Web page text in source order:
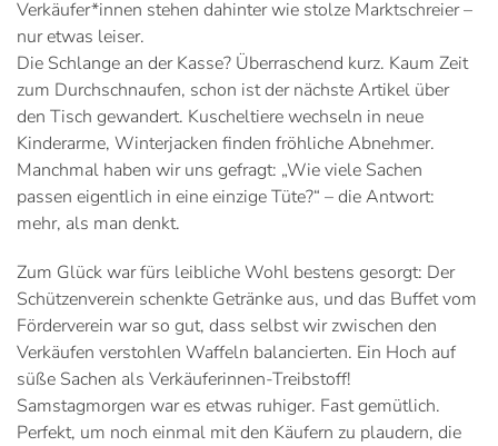
Verkäufer*innen stehen dahinter wie stolze Marktschreier –
nur etwas leiser.
Die Schlange an der Kasse? Überraschend kurz. Kaum Zeit
zum Durchschnaufen, schon ist der nächste Artikel über
den Tisch gewandert. Kuscheltiere wechseln in neue
Kinderarme, Winterjacken finden fröhliche Abnehmer.
Manchmal haben wir uns gefragt: „Wie viele Sachen
passen eigentlich in eine einzige Tüte?“ – die Antwort:
mehr, als man denkt.
Zum Glück war fürs leibliche Wohl bestens gesorgt: Der
Schützenverein schenkte Getränke aus, und das Buffet vom
Förderverein war so gut, dass selbst wir zwischen den
Verkäufen verstohlen Waffeln balancierten. Ein Hoch auf
süße Sachen als Verkäuferinnen-Treibstoff!
Samstagmorgen war es etwas ruhiger. Fast gemütlich.
Perfekt, um noch einmal mit den Käufern zu plaudern, die